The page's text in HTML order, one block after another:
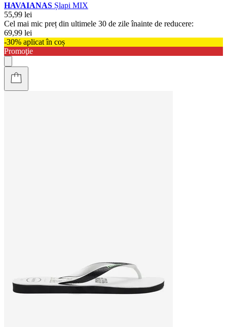
HAVAIANAS Șlapi MIX
55,99 lei
Cel mai mic preț din ultimele 30 de zile înainte de reducere:
69,99 lei
-30% aplicat în coș
Promoţie